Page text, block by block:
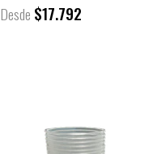
Desde $17.792